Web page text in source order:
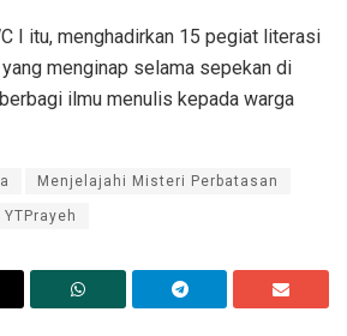
I itu, menghadirkan 15 pegiat literasi
menginap selama sepekan di
ilmu menulis kepada warga
Menjelajahi Misteri Perbatasan
YTPrayeh